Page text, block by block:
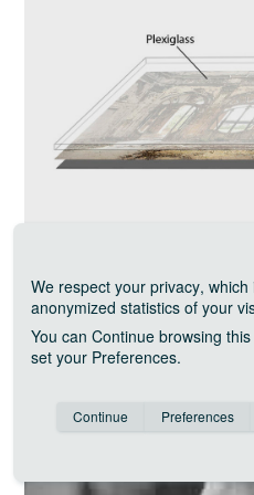
PLEXIGLAS?
We respect your privacy, which
anonymized statistics of your
You can Continue browsing this
set your Preferences.
Consent cookie
Google Analytics
Continue Preferences